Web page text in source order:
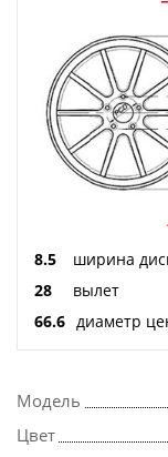
8.5 ширина
28
вылет
66.6 диаметр
Модель
Цвет